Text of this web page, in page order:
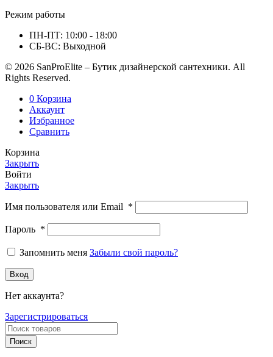
Режим работы
ПН-ПТ: 10:00 - 18:00
СБ-ВС: Выходной
© 2026 SanProElite – Бутик дизайнерской сантехники. All
Rights Reserved.
0 Корзина
Аккаунт
Избранное
Сравнить
Корзина
Закрыть
Войти
Закрыть
Имя пользователя или Email *
Пароль *
Запомнить меня Забыли свой пароль?
Вход
Нет аккаунта?
Зарегистрироваться
Поиск